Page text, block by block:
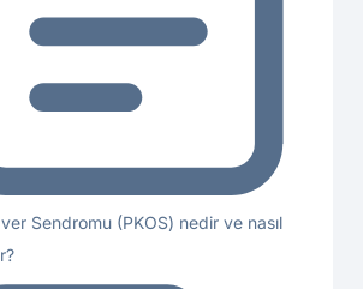
Sendromu (PKOS) nedir ve nasıl